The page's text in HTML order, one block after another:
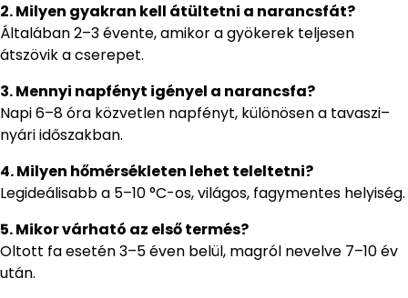
2. Milyen gyakran kell átültetni a narancsfát?
Általában 2–3 évente, amikor a gyökerek teljesen
átszövik a cserepet.
3. Mennyi napfényt igényel a narancsfa?
Napi 6–8 óra közvetlen napfényt, különösen a tavaszi–
nyári időszakban.
4. Milyen hőmérsékleten lehet teleltetni?
Legideálisabb a 5–10 °C-os, világos, fagymentes helyiség.
5. Mikor várható az első termés?
Oltott fa esetén 3–5 éven belül, magról nevelve 7–10 év
után.